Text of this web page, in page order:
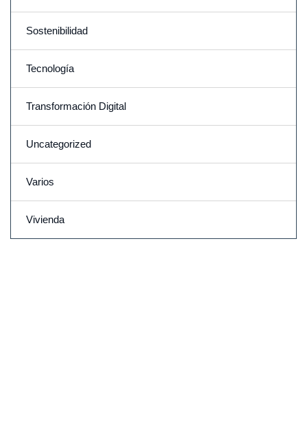
Sostenibilidad
Tecnología
Transformación Digital
Uncategorized
Varios
Vivienda